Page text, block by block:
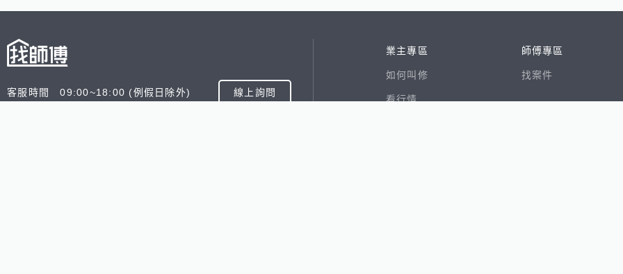
客服時間 09:00~18:00 (例假日除外) 線上詢問
業主專區
如何叫修
看行情
師傅專區
找案件